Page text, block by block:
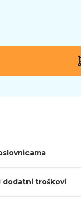
dodatni troškovi